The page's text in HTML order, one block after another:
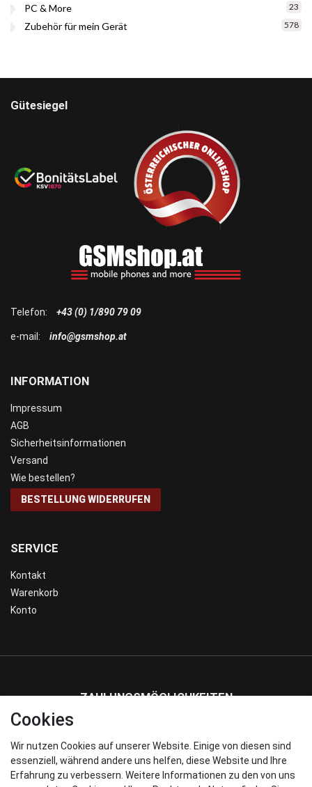
PC & More 23
Zubehör für mein Gerät 578
SERVICE
Kontakt
Warenkorb
Konto
INFORMATION
Impressum
AGB
Sicherheitsinformationen
Versand
Wie bestellen?
BESTELLUNG WIDERRUFEN
Telefon: +43 (0) 1/890 79 09
e-mail: info@gsmshop.at
Gütesiegel
ZAHLUNGSMÖGLICHKEITEN
WIR VERSENDEN MIT
Cookies
Wir nutzen Cookies auf unserer Website. Einige von diesen sind
essenziell, während andere uns helfen, diese Website und Ihre
Erfahrung zu verbessern. Weitere Informationen zu den von uns